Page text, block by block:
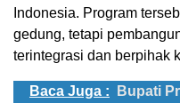
Indonesia. Program
gedung, tetapi
terintegrasi dan berpihak
Baca Juga :
Bupati